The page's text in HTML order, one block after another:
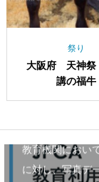
大阪府
酒
教育機関におい
に対し、写真デ